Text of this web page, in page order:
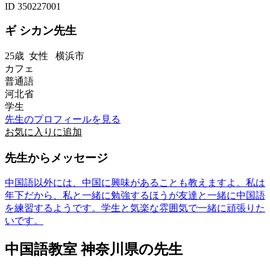
ID 350227001
ギ シカン先生
25歳 女性 横浜市
カフェ
普通語
河北省
学生
先生のプロフィールを見る
お気に入りに追加
先生からメッセージ
中国語以外には、中国に興味があることも教えますよ。私は
年下だから、私と一緒に勉強するほうが友達と一緒に中国語
を練習するようです。学生と気楽な雰囲気で一緒に頑張りた
いです。
中国語教室 神奈川県の先生